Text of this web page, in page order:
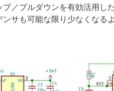
プ／プルダウンを有効活用し
サも可能な限り少なくなる